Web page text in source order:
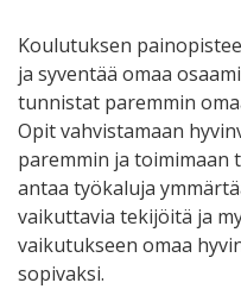
Koulutuksen
ja syventää omaa
tunnistat paremmin
Opit vahvistamaan
paremmin ja toimimaan
antaa työkaluja
vaikuttavia tekijöitä ja
vaikutukseen omaa
sopivaksi.